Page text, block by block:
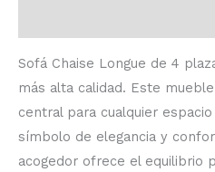
Sofá Chaise Longue de 4
más alta calidad. Este
central para cualquier
símbolo de elegancia y
acogedor ofrece el equilibrio